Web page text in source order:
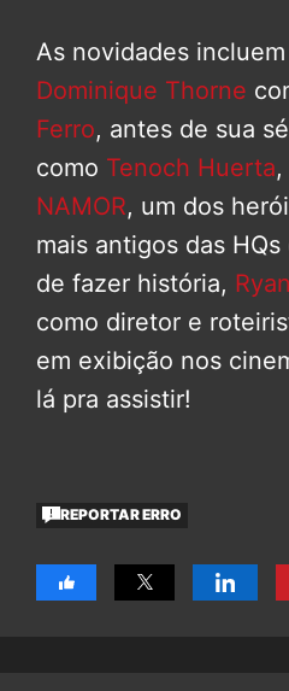
As novidades
Dominique Thorne
Ferro, antes de sua
como Tenoch Huerta
NAMOR, um dos
mais antigos das
de fazer história,
como diretor e
em exibição nos
lá pra assistir!
REPORTAR ERRO